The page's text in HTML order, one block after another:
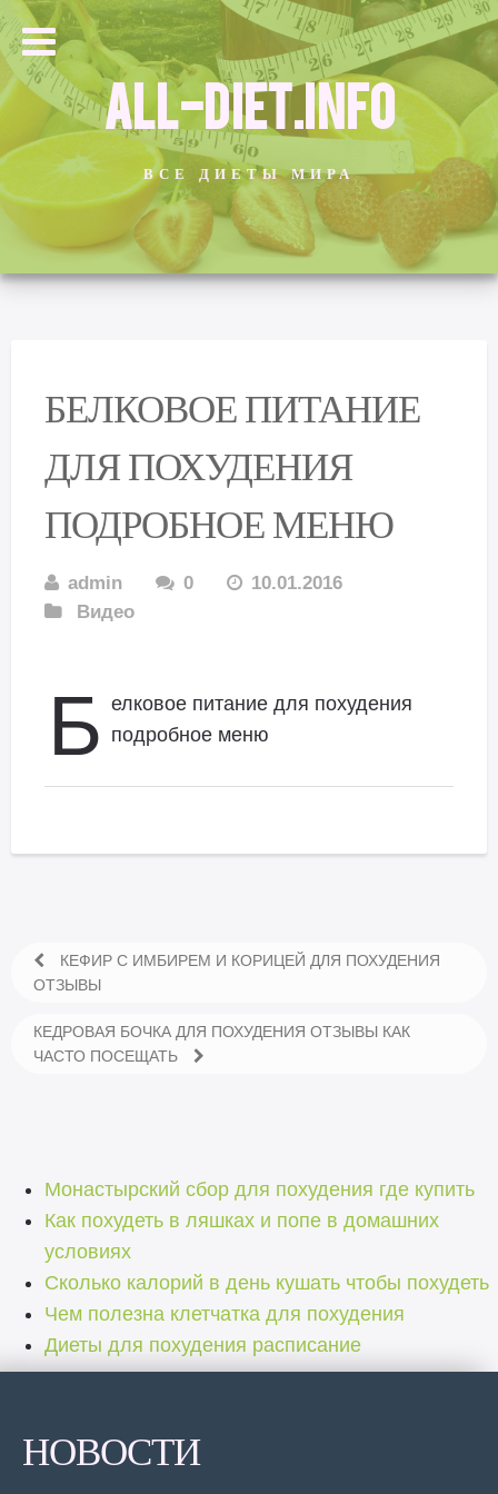
ALL-DIET.INFO
ВСЕ ДИЕТЫ МИРА
БЕЛКОВОЕ ПИТАНИЕ
ДЛЯ ПОХУДЕНИЯ
ПОДРОБНОЕ МЕНЮ
admin 0
10.01.2016
Видео
Б елковое питание для похудения
подробное меню
КЕФИР С ИМБИРЕМ И КОРИЦЕЙ ДЛЯ ПОХУДЕНИЯ
ОТЗЫВЫ
КЕДРОВАЯ БОЧКА ДЛЯ ПОХУДЕНИЯ ОТЗЫВЫ КАК
ЧАСТО ПОСЕЩАТЬ
Монастырский сбор для похудения где купить
Как похудеть в ляшках и попе в домашних
условиях
Сколько калорий в день кушать чтобы похудеть
Чем полезна клетчатка для похудения
Диеты для похудения расписание
НОВОСТИ